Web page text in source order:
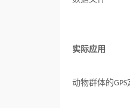
实际应用
动物群体的GPS